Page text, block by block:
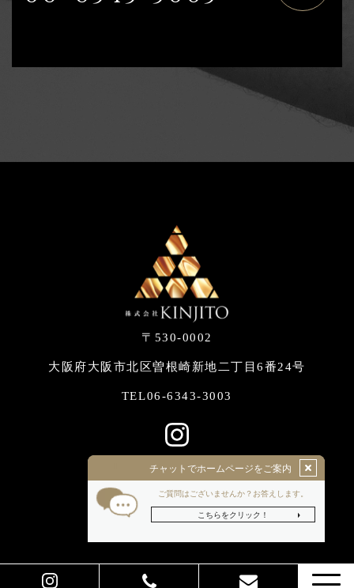
〒530-0002
大阪府大阪市北区曽根崎新地二丁目6番24号
TEL06-6343-3003
© 2022 株式会社KINJITO